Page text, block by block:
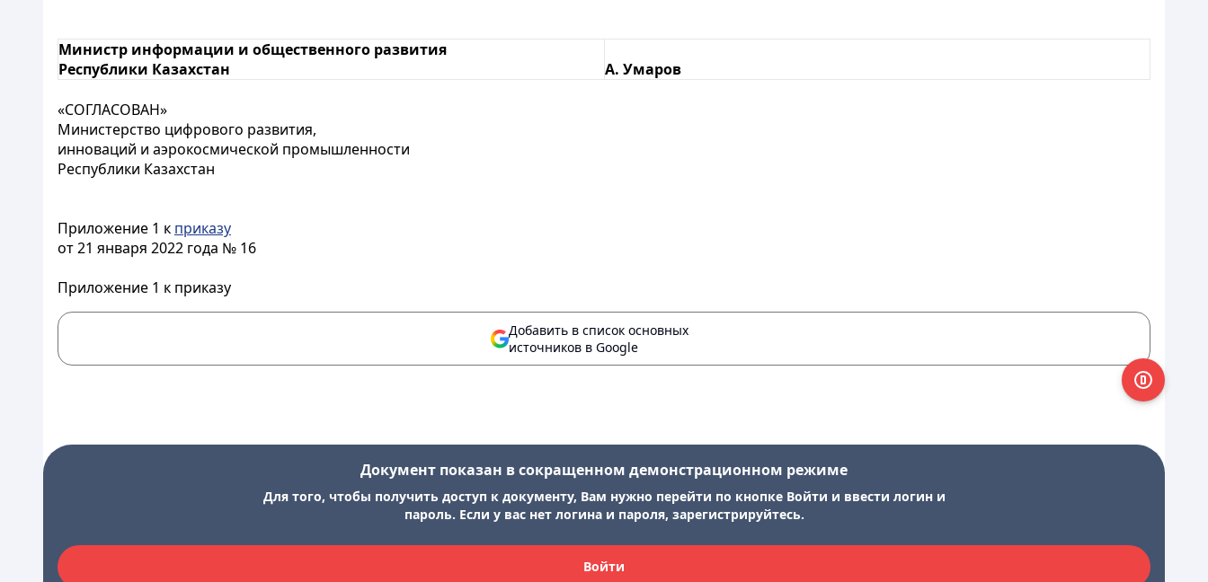
Министр информации и общественного развития
Республики Казахстан
А. Умаров
«СОГЛАСОВАН»
Министерство цифрового развития,
инноваций и аэрокосмической промышленности
Республики Казахстан
Приложение 1 к приказу
от 21 января 2022 года № 16
Приложение 1 к приказу
Добавить в список основных
источников в Google
Документ показан в сокращенном демонстрационном режиме
Для того, чтобы получить доступ к документу, Вам нужно перейти по кнопке Войти и ввести логин и
пароль. Если у вас нет логина и пароля, зарегистрируйтесь.
Войти